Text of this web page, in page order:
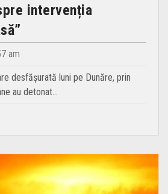
intervenția
am
desfășurată luni pe Dunăre, prin
au detonat…